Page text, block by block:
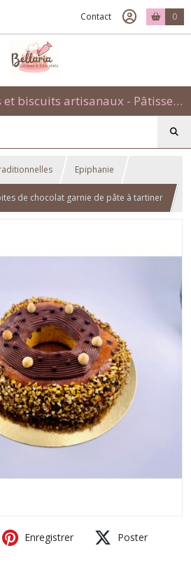
Contact 0
Chocolats, confiseries et biscuits artisanaux - Pâtisseries évènementielles et traditionnelles
Epiphanie
de chocolat garnie de pâte à tartiner
Enregistrer Poster